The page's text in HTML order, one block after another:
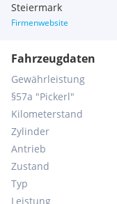
Steiermark
Firmenwebsite
Fahrzeugdaten
Gewährleistung
§57a "Pickerl"
Kilometerstand
Zylinder
Antrieb
Zustand
Typ
Leistung